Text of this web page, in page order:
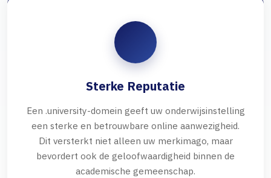
Sterke Reputatie
Een .university-domein geeft uw onderwijsinstelling
een sterke en betrouwbare online aanwezigheid.
Dit versterkt niet alleen uw merkimago, maar
bevordert ook de geloofwaardigheid binnen de
academische gemeenschap.